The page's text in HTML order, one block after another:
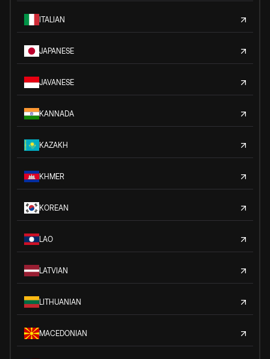
ITALIAN
JAPANESE
JAVANESE
KANNADA
KAZAKH
KHMER
KOREAN
LAO
LATVIAN
LITHUANIAN
MACEDONIAN